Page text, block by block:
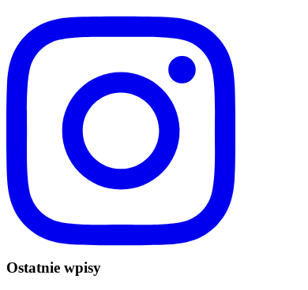
Ostatnie wpisy